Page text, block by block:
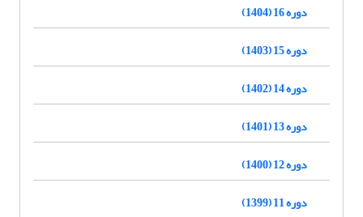
دوره 16 (1404)
دوره 15 (1403)
دوره 14 (1402)
دوره 13 (1401)
دوره 12 (1400)
دوره 11 (1399)